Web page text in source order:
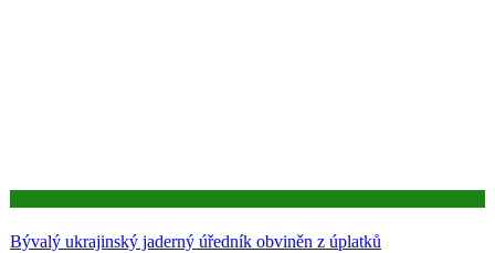
Bývalý ukrajinský jaderný úředník obviněn z úplatků